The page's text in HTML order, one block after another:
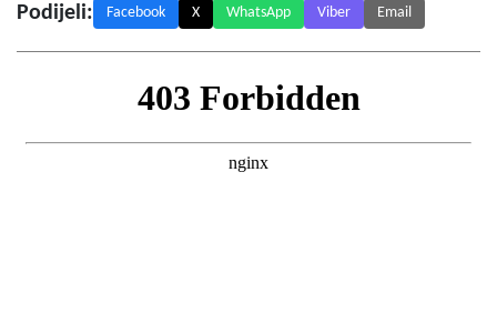
Podijeli: Facebook X WhatsApp Viber Email